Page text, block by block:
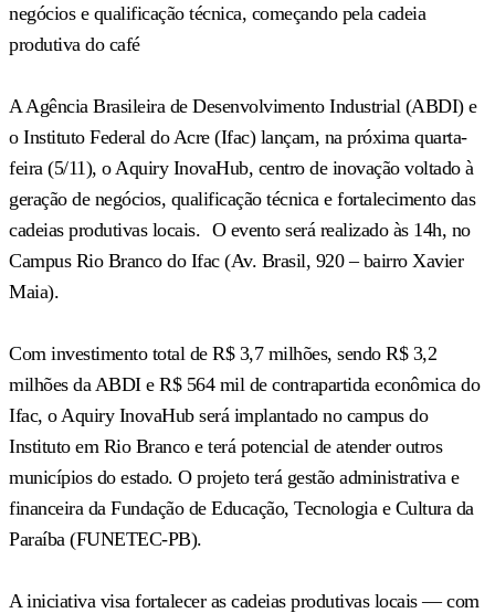
negócios e qualificação técnica, começando pela cadeia
produtiva do café
A Agência Brasileira de Desenvolvimento Industrial (ABDI) e
o Instituto Federal do Acre (Ifac) lançam, na próxima quarta-
feira (5/11), o Aquiry InovaHub, centro de inovação voltado à
geração de negócios, qualificação técnica e fortalecimento das
cadeias produtivas locais. O evento será realizado às 14h, no
Campus Rio Branco do Ifac (Av. Brasil, 920 – bairro Xavier
Maia).
Com investimento total de R$ 3,7 milhões, sendo R$ 3,2
milhões da ABDI e R$ 564 mil de contrapartida econômica do
Ifac, o Aquiry InovaHub será implantado no campus do
Instituto em Rio Branco e terá potencial de atender outros
municípios do estado. O projeto terá gestão administrativa e
financeira da Fundação de Educação, Tecnologia e Cultura da
Paraíba (FUNETEC-PB).
A iniciativa visa fortalecer as cadeias produtivas locais — com